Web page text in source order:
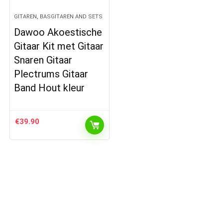
GITAREN, BASGITAREN AND SETS
Dawoo Akoestische
Gitaar Kit met Gitaar
Snaren Gitaar
Plectrums Gitaar
Band Hout kleur
€39.90